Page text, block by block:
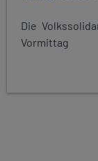
Die
Vormittag